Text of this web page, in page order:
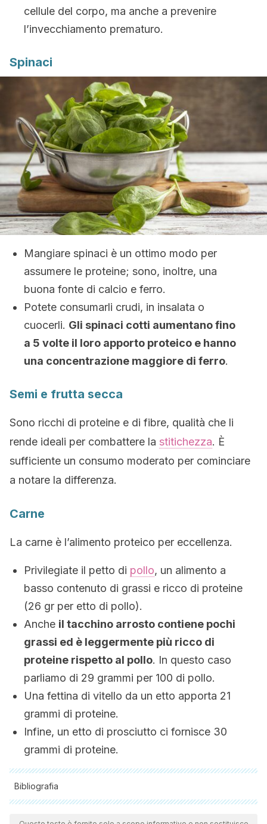
cellule del corpo, ma anche a prevenire
l’invecchiamento prematuro.
Spinaci
Mangiare spinaci è un ottimo modo per
assumere le proteine; sono, inoltre, una
buona fonte di calcio e ferro.
Potete consumarli crudi, in insalata o
cuocerli. Gli spinaci cotti aumentano fino
a 5 volte il loro apporto proteico e hanno
una concentrazione maggiore di ferro.
Semi e frutta secca
Sono ricchi di proteine e di fibre, qualità che li
rende ideali per combattere la stitichezza. È
sufficiente un consumo moderato per cominciare
a notare la differenza.
Carne
La carne è l’alimento proteico per eccellenza.
Privilegiate il petto di pollo, un alimento a
basso contenuto di grassi e ricco di proteine
(26 gr per etto di pollo).
Anche il tacchino arrosto contiene pochi
grassi ed è leggermente più ricco di
proteine rispetto al pollo. In questo caso
parliamo di 29 grammi per 100 di pollo.
Una fettina di vitello da un etto apporta 21
grammi di proteine.
Infine, un etto di prosciutto ci fornisce 30
grammi di proteine.
Bibliografia
Tutte le fonti citate sono state esaminate a fondo dal nostro
team per garantirne la qualità, l'affidabilità, l'attualità e la